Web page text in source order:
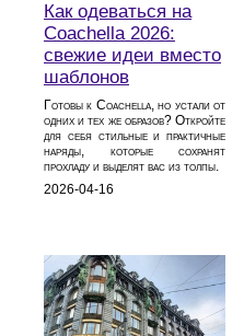
Как одеваться на
Coachella 2026:
свежие идеи вместо
шаблонов
Готовы к Coachella, но устали от
одних и тех же образов? Откройте
для себя стильные и практичные
наряды, которые сохранят
прохладу и выделят вас из толпы.
2026-04-16